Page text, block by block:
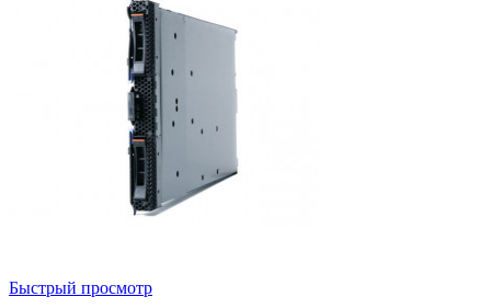
Быстрый просмотр